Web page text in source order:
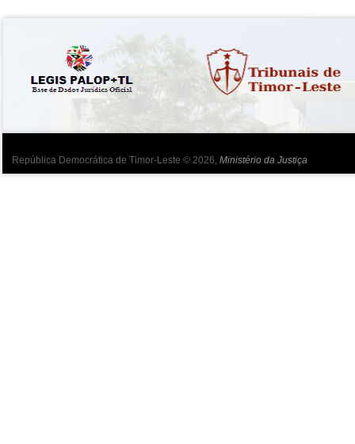
República Democrática de Timor-Leste © 2026, Ministério da Justiça